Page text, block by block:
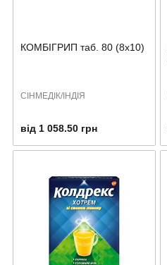
КОМБІГРИП таб. 80 (8х10)
СІНМЕДІК/ІНДІЯ
від 1 058.50 грн